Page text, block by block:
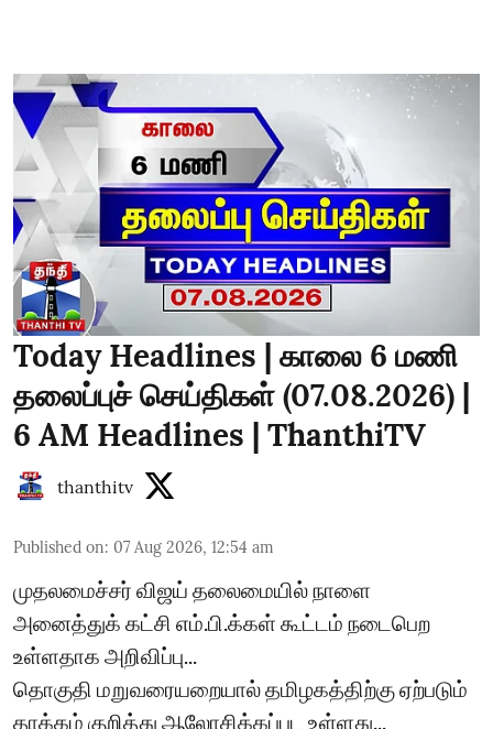
Today Headlines | காலை 6 மணி
தலைப்புச் செய்திகள் (07.08.2026) |
6 AM Headlines | ThanthiTV
thanthitv
Published on: 07 Aug 2026, 12:54 am
முதலமைச்சர் விஜய் தலைமையில் நாளை
அனைத்துக் கட்சி எம்.பி.க்கள் கூட்டம் நடைபெற
உள்ளதாக அறிவிப்பு...
தொகுதி மறுவரையறையால் தமிழகத்திற்கு ஏற்படும்
தாக்கம் குறித்து ஆலோசிக்கப்பட உள்ளது...